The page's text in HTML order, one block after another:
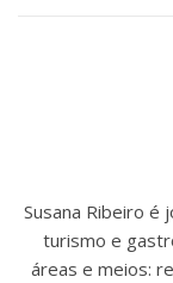
Susana Ribeiro é
turismo e
áreas e meios: